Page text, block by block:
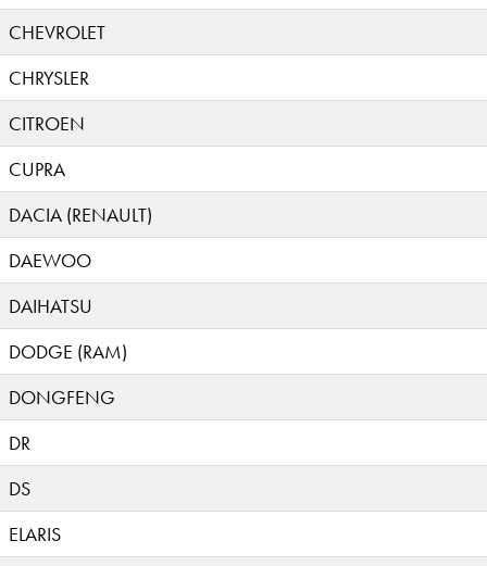
CHEVROLET
CHRYSLER
CITROEN
CUPRA
DACIA (RENAULT)
DAEWOO
DAIHATSU
DODGE (RAM)
DONGFENG
DR
DS
ELARIS